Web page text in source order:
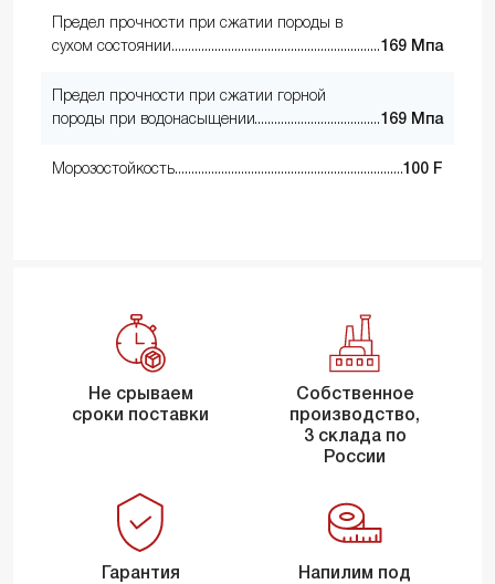
Предел прочности при сжатии породы в
сухом состоянии
169 Мпа
Предел прочности при сжатии горной
породы при водонасыщении
169 Мпа
Морозостойкость 100 F
Не срываем
сроки поставки
Собственное
производство,
3 склада по
России
Гарантия
Напилим под